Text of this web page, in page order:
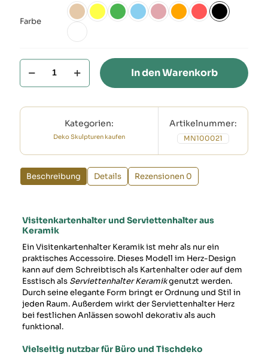
Farbe
Visitenkartenhalter
Serviettenhalter
aus
In den Warenkorb
Kategorien:
Deko Skulpturen kaufen
Artikelnummer:
MN100021
Beschreibung Details Rezensionen 0
Visitenkartenhalter und Serviettenhalter aus
Keramik
Ein Visitenkartenhalter Keramik ist mehr als nur ein
praktisches Accessoire. Dieses Modell im Herz-Design
kann auf dem Schreibtisch als Kartenhalter oder auf dem
Esstisch als Serviettenhalter Keramikgenutzt werden.
Durch seine elegante Form bringt er Ordnung und Stil in
jeden Raum. Außerdem wirkt der Serviettenhalter Herz
bei festlichen Anlässen sowohl dekorativ als auch
funktional.
Vielseitig nutzbar für Büro und Tischdeko